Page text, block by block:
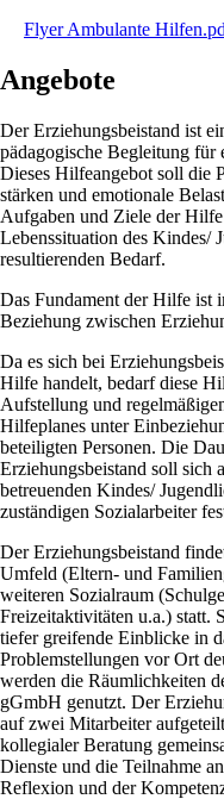
Flyer Ambulante
Angebote
Der Erziehungsbeistand ist
pädagogische Begleitung
Dieses Hilfeangebot soll die
stärken und emotionale
Aufgaben und Ziele der
Lebenssituation des Kindes/
resultierenden Bedarf.
Das Fundament der Hilfe ist
Beziehung zwischen
Da es sich bei
Hilfe handelt, bedarf diese
Aufstellung und
Hilfeplanes unter
beteiligten Personen. Die
Erziehungsbeistand soll sich
betreuenden Kindes/
zuständigen Sozialarbeiter
Der Erziehungsbeistand
Umfeld (Eltern- und
weiteren Sozialraum
Freizeitaktivitäten u.a.) statt.
tiefer greifende Einblicke in
Problemstellungen vor Ort
werden die Räumlichkeiten
gGmbH genutzt. Der
auf zwei Mitarbeiter
kollegialer Beratung
Dienste und die Teilnahme
Reflexion und der